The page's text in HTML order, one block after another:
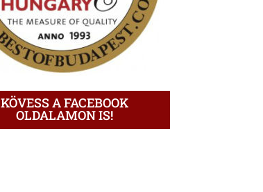
KÖVESS A FACEBOOK
OLDALAMON IS!